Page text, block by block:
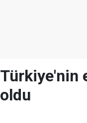
Türkiye'nin
oldu